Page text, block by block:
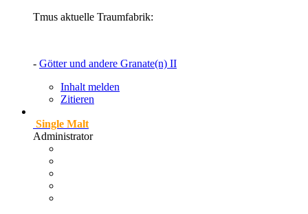
Tmus aktuelle Traumfabrik:
- Götter und andere Granate(n) II
Inhalt melden
Zitieren
Single Malt
Administrator